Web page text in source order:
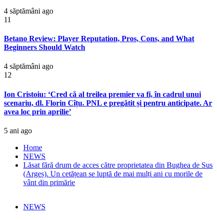
4 săptămâni ago
11
Betano Review: Player Reputation, Pros, Cons, and What
Beginners Should Watch
4 săptămâni ago
12
Ion Cristoiu: ‘Cred că al treilea premier va fi, în cadrul unui
scenariu, dl. Florin Cîțu. PNL e pregătit și pentru anticipate. Ar
avea loc prin aprilie’
5 ani ago
Home
NEWS
Lăsat fără drum de acces către proprietatea din Bughea de Sus
(Argeș). Un cetățean se luptă de mai mulți ani cu morile de
vânt din primărie
NEWS